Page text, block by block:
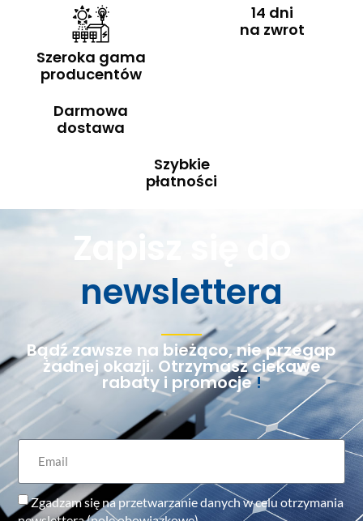
Szeroka gama
producentów
14 dni
na zwrot
Darmowa
dostawa
Szybkie
płatności
Zapisz się do
newslettera
Bądź zawsze na bieżąco, nie przegap
żadnej okazji. Otrzymasz ciekawe
rabaty i promocje!
Zgadzam się na przetwarzanie danych w celu otrzymania